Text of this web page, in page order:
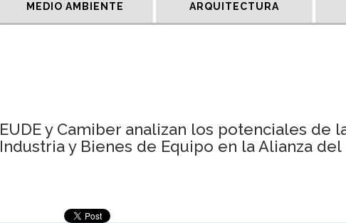
MEDIO AMBIENTE ARQUITECTURA
EUDE y Camiber analizan los potenciales de
Industria y Bienes de Equipo en la Alianza del